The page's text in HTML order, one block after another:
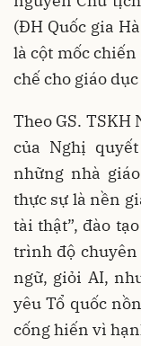
(ĐH Quốc gia
là cột mốc
chế cho giáo
Theo GS.
của Nghị
những nhà
thực sự là nền
tài thật”, đào
trình độ chuyên
ngữ, giỏi AI,
yêu Tổ quốc
cống hiến vì